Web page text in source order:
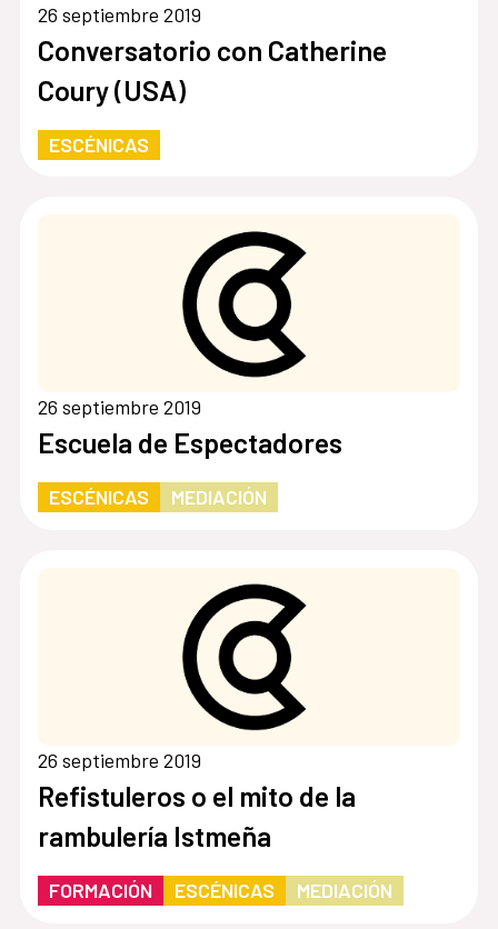
26 septiembre 2019
Conversatorio con Catherine
Coury (USA)
ESCÉNICAS
26 septiembre 2019
Escuela de Espectadores
ESCÉNICAS MEDIACIÓN
26 septiembre 2019
Refistuleros o el mito de la
rambulería Istmeña
FORMACIÓN ESCÉNICAS MEDIACIÓN